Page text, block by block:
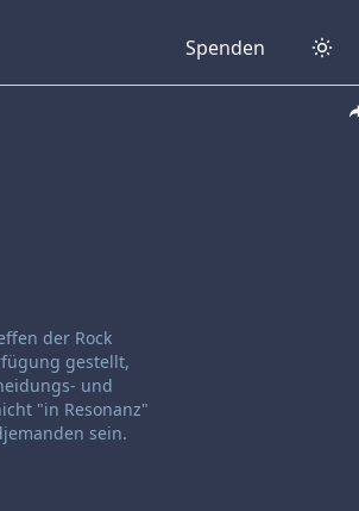
Spenden
der Rock
gestellt,
und
"in Resonanz"
sein.